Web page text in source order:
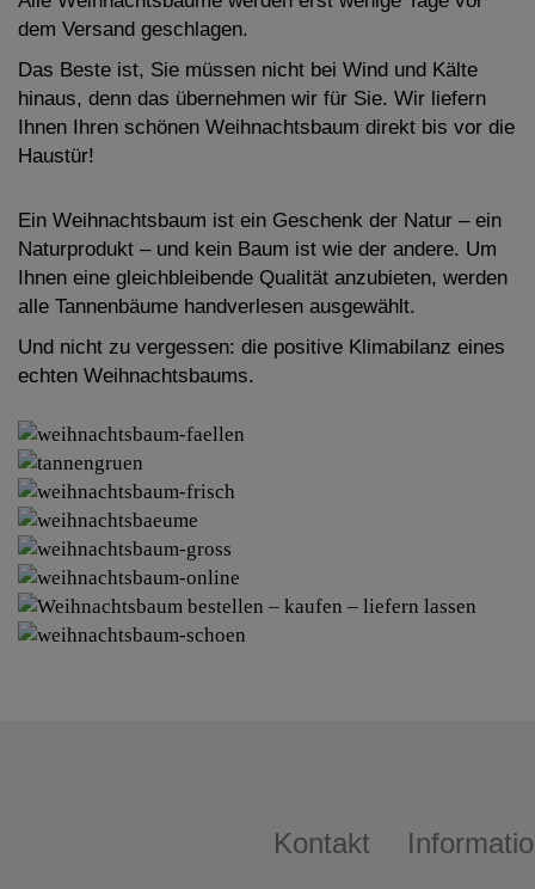
dem Versand geschlagen.
Das Beste ist, Sie müssen nicht bei Wind und Kälte
hinaus, denn das übernehmen wir für Sie. Wir liefern
Ihnen Ihren schönen Weihnachtsbaum direkt bis vor die
Haustür!
Ein Weihnachtsbaum ist ein Geschenk der Natur – ein
Naturprodukt – und kein Baum ist wie der andere. Um
Ihnen eine gleichbleibende Qualität anzubieten, werden
alle Tannenbäume handverlesen ausgewählt.
Und nicht zu vergessen: die positive Klimabilanz eines
echten Weihnachtsbaums.
Kontakt